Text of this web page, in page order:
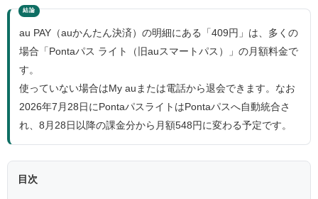
au PAY（auかんたん決済）の明細にある「409円」は、多くの
場合「Pontaパス ライト（旧auスマートパス）」の月額料金で
す。
使っていない場合はMy auまたは電話から退会できます。なお
2026年7月28日にPontaパスライトはPontaパスへ自動統合さ
れ、8月28日以降の課金分から月額548円に変わる予定です。
目次